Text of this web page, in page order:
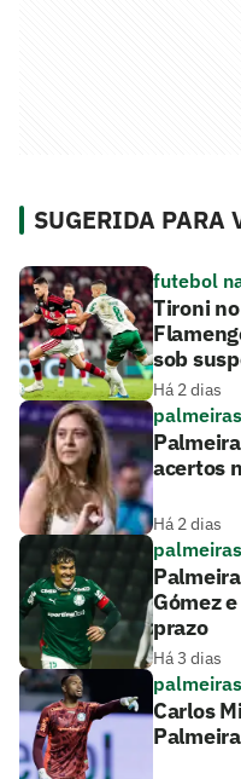
SUGERIDA PARA
futebol
Tironi
sob
Há 2 dias
palmeiras
acertos
Há 2 dias
palmeiras
Gómez
prazo
Há 3 dias
palmeiras
Carlos